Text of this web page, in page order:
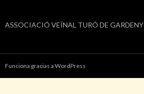
ASSOCIACIÓ VEÏNAL TURÓ DE GARDENY
Funciona gracias a WordPress